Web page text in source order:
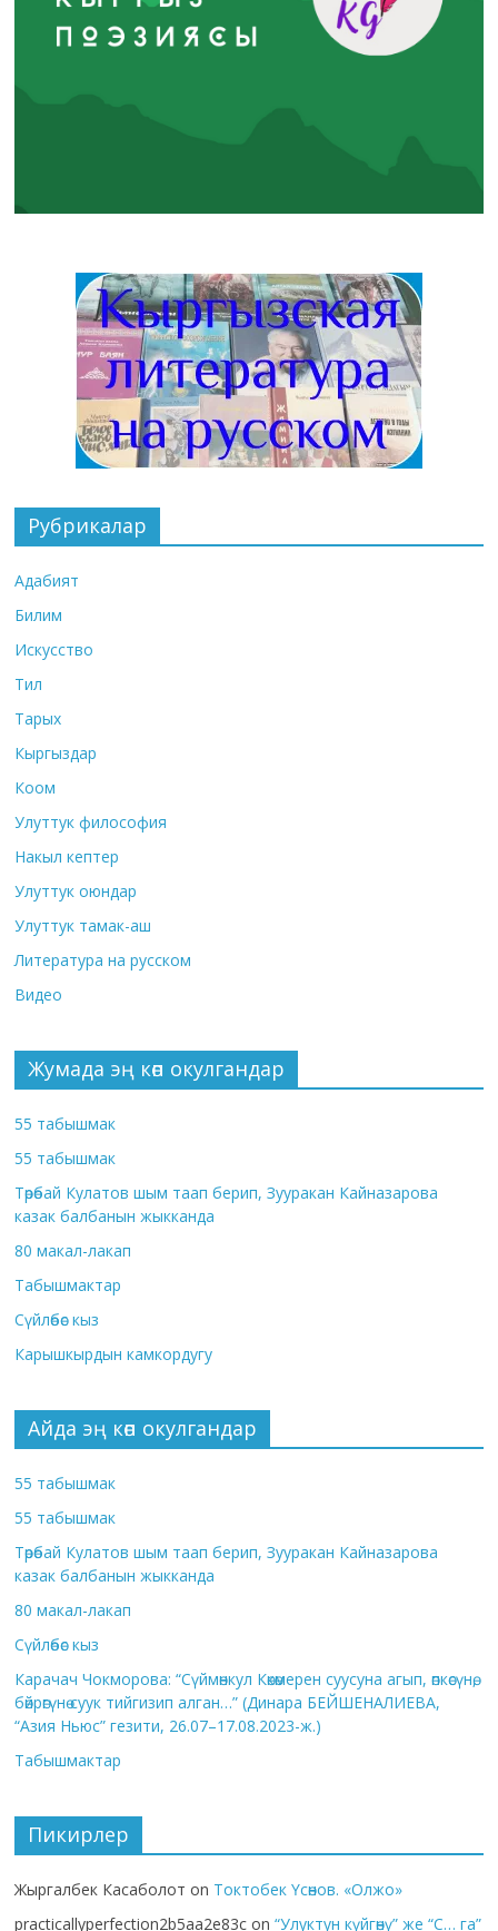
Рубрикалар
Адабият
Билим
Искусство
Тил
Тарых
Кыргыздар
Коом
Улуттук философия
Накыл кептер
Улуттук оюндар
Улуттук тамак-аш
Литература на русском
Видео
Жумада эң көп окулгандар
55 табышмак
55 табышмак
Төрөбай Кулатов шым таап берип, Зууракан Кайназарова
казак балбанын жыкканда
80 макал-лакап
Табышмактар
Сүйлөбөс кыз
Карышкырдын камкордугу
Айда эң көп окулгандар
55 табышмак
55 табышмак
Төрөбай Кулатов шым таап берип, Зууракан Кайназарова
казак балбанын жыкканда
80 макал-лакап
Сүйлөбөс кыз
Карачач Чокморова: “Сүймөнкул Көкөмерен суусуна агып, өпкөсүнө,
бөйрөгүнө суук тийгизип алган…” (Динара БЕЙШЕНАЛИЕВА,
“Азия Ньюс” гезити, 26.07–17.08.2023-ж.)
Табышмактар
Пикирлер
Жыргалбек Касаболот on Токтобек Үсөнов. «Олжо»
practicallyperfection2b5aa2e83c on“Улуктун күйгөнү” же “С… га”